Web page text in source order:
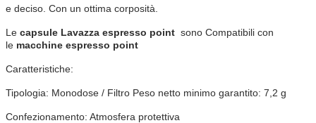
e deciso. Con un ottima corposità.
Le capsule Lavazza espresso point sono Compatibili con
le macchine espresso point
Caratteristiche:
Tipologia: Monodose / Filtro Peso netto minimo garantito: 7,2 g
Confezionamento: Atmosfera protettiva